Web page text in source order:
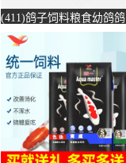
(411)鸽子饲料粮食幼鸽鸽
粮 10斤 鸽粮10斤 鸽食鸽
粮-鸽饲料(拼凑旗舰店仅
售35.34元)